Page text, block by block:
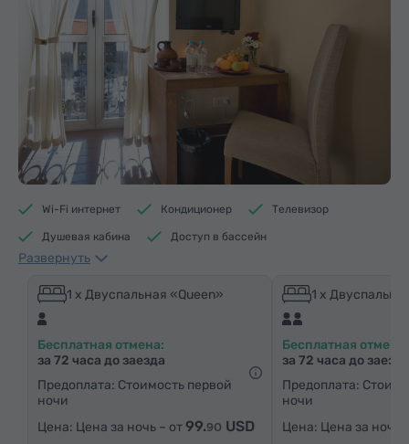
Wi-Fi интернет Кондиционер Телевизор
Душевая кабина Доступ в бассейн
Доступ в фитнес центр
Средства гигиены Полотенца Тапочки
Фен Шкаф/Гардероб
Письменный стол Телефон
Спутниковые телеканалы
Паркетные полы
Чай/Кофе
Развернуть
1 x Двуспальная «Queen»
Бесплатная отмена:
за 72 часа до заезда
Предоплата: Стоимость первой
ночи
Цена за ночь – от99.90 USD
1 x
Бесплатная отмена:
за 72 часа до заезда
Предоплата:
ночи
Цена за ночь